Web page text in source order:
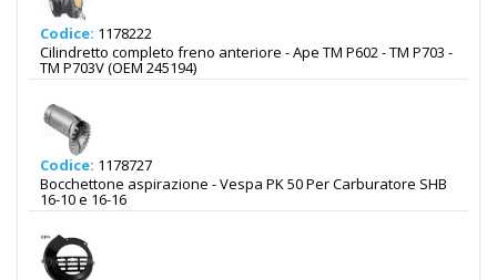
Codice: 1178222
Cilindretto completo freno anteriore - Ape TM P602 - TM P703 -
TM P703V (OEM 245194)
Codice: 1178727
Bocchettone aspirazione - Vespa PK 50 Per Carburatore SHB
16-10 e 16-16